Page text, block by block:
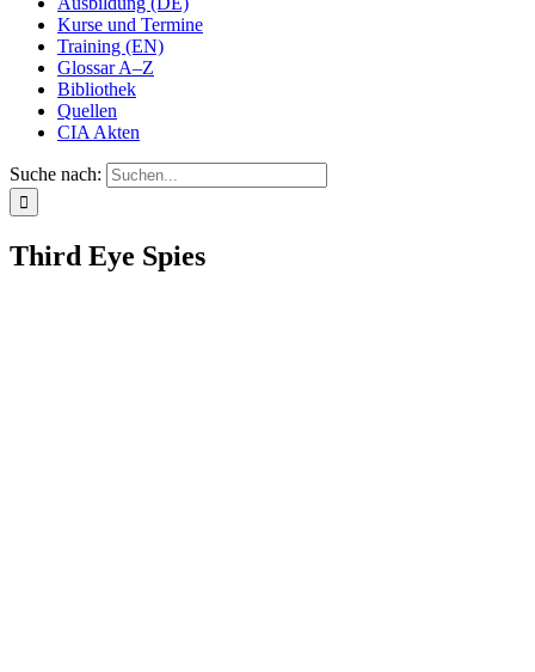
Kurse und Termine
Training (EN)
Glossar A–Z
Bibliothek
Quellen
CIA Akten
Suche nach:
Third Eye Spies